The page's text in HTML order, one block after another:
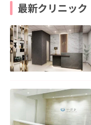
最新クリニック